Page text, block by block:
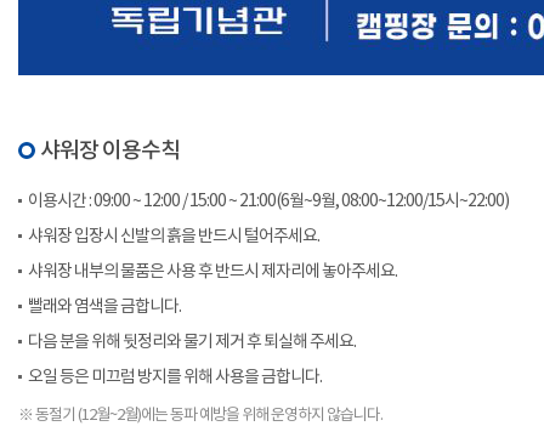
샤워장 이용수칙
이용시간 : 09:00 ~ 12:00 / 15:00 ~ 21:00(6월~9월, 08:00~12:00/15시~22:00)
샤워장 입장시 신발의 흙을 반드시 털어주세요.
샤워장 내부의 물품은 사용 후 반드시 제자리에 놓아주세요.
빨래와 염색을 금합니다.
다음 분을 위해 뒷정리와 물기 제거 후 퇴실해 주세요.
오일 등은 미끄럼 방지를 위해 사용을 금합니다.
※ 동절기 (12월~2월)에는 동파 예방을 위해 운영하지 않습니다.